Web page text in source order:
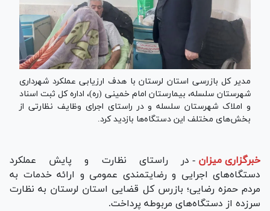
مدیر کل بازرسی استان لرستان با هدف ارزیابی عملکرد شهرداری
شهرستان سلسله، بیمارستان امام خمینی (ره)، اداره کل ثبت اسناد
و املاک شهرستان سلسله و در راستای اجرای وظایف نظارتی از
بخش‌های مختلف این دستگاه‌ها بازدید کرد.
خبرگزاری میزان - در راستای نظارت و پایش عملکرد
دستگاه‌های اجرایی و رضایتمندی عمومی و ارائه خدمات به
مردم حمزه رضایی؛ بازرس کل قضایی استان لرستان به نظارت
سرزده از دستگاه‌های مربوطه پرداخت.